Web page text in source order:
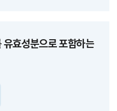
효성분으로 포함하는